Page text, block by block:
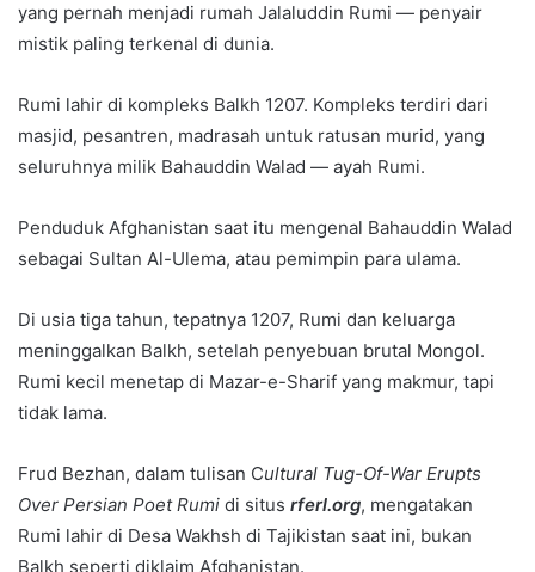
yang pernah menjadi rumah Jalaluddin Rumi — penyair
mistik paling terkenal di dunia.
Rumi lahir di kompleks Balkh 1207. Kompleks terdiri dari
masjid, pesantren, madrasah untuk ratusan murid, yang
seluruhnya milik Bahauddin Walad — ayah Rumi.
Penduduk Afghanistan saat itu mengenal Bahauddin Walad
sebagai Sultan Al-Ulema, atau pemimpin para ulama.
Di usia tiga tahun, tepatnya 1207, Rumi dan keluarga
meninggalkan Balkh, setelah penyebuan brutal Mongol.
Rumi kecil menetap di Mazar-e-Sharif yang makmur, tapi
tidak lama.
Frud Bezhan, dalam tulisan Cultural Tug-Of-War Erupts
Over Persian Poet Rumi di situs rferl.org, mengatakan
Rumi lahir di Desa Wakhsh di Tajikistan saat ini, bukan
Balkh seperti diklaim Afghanistan.